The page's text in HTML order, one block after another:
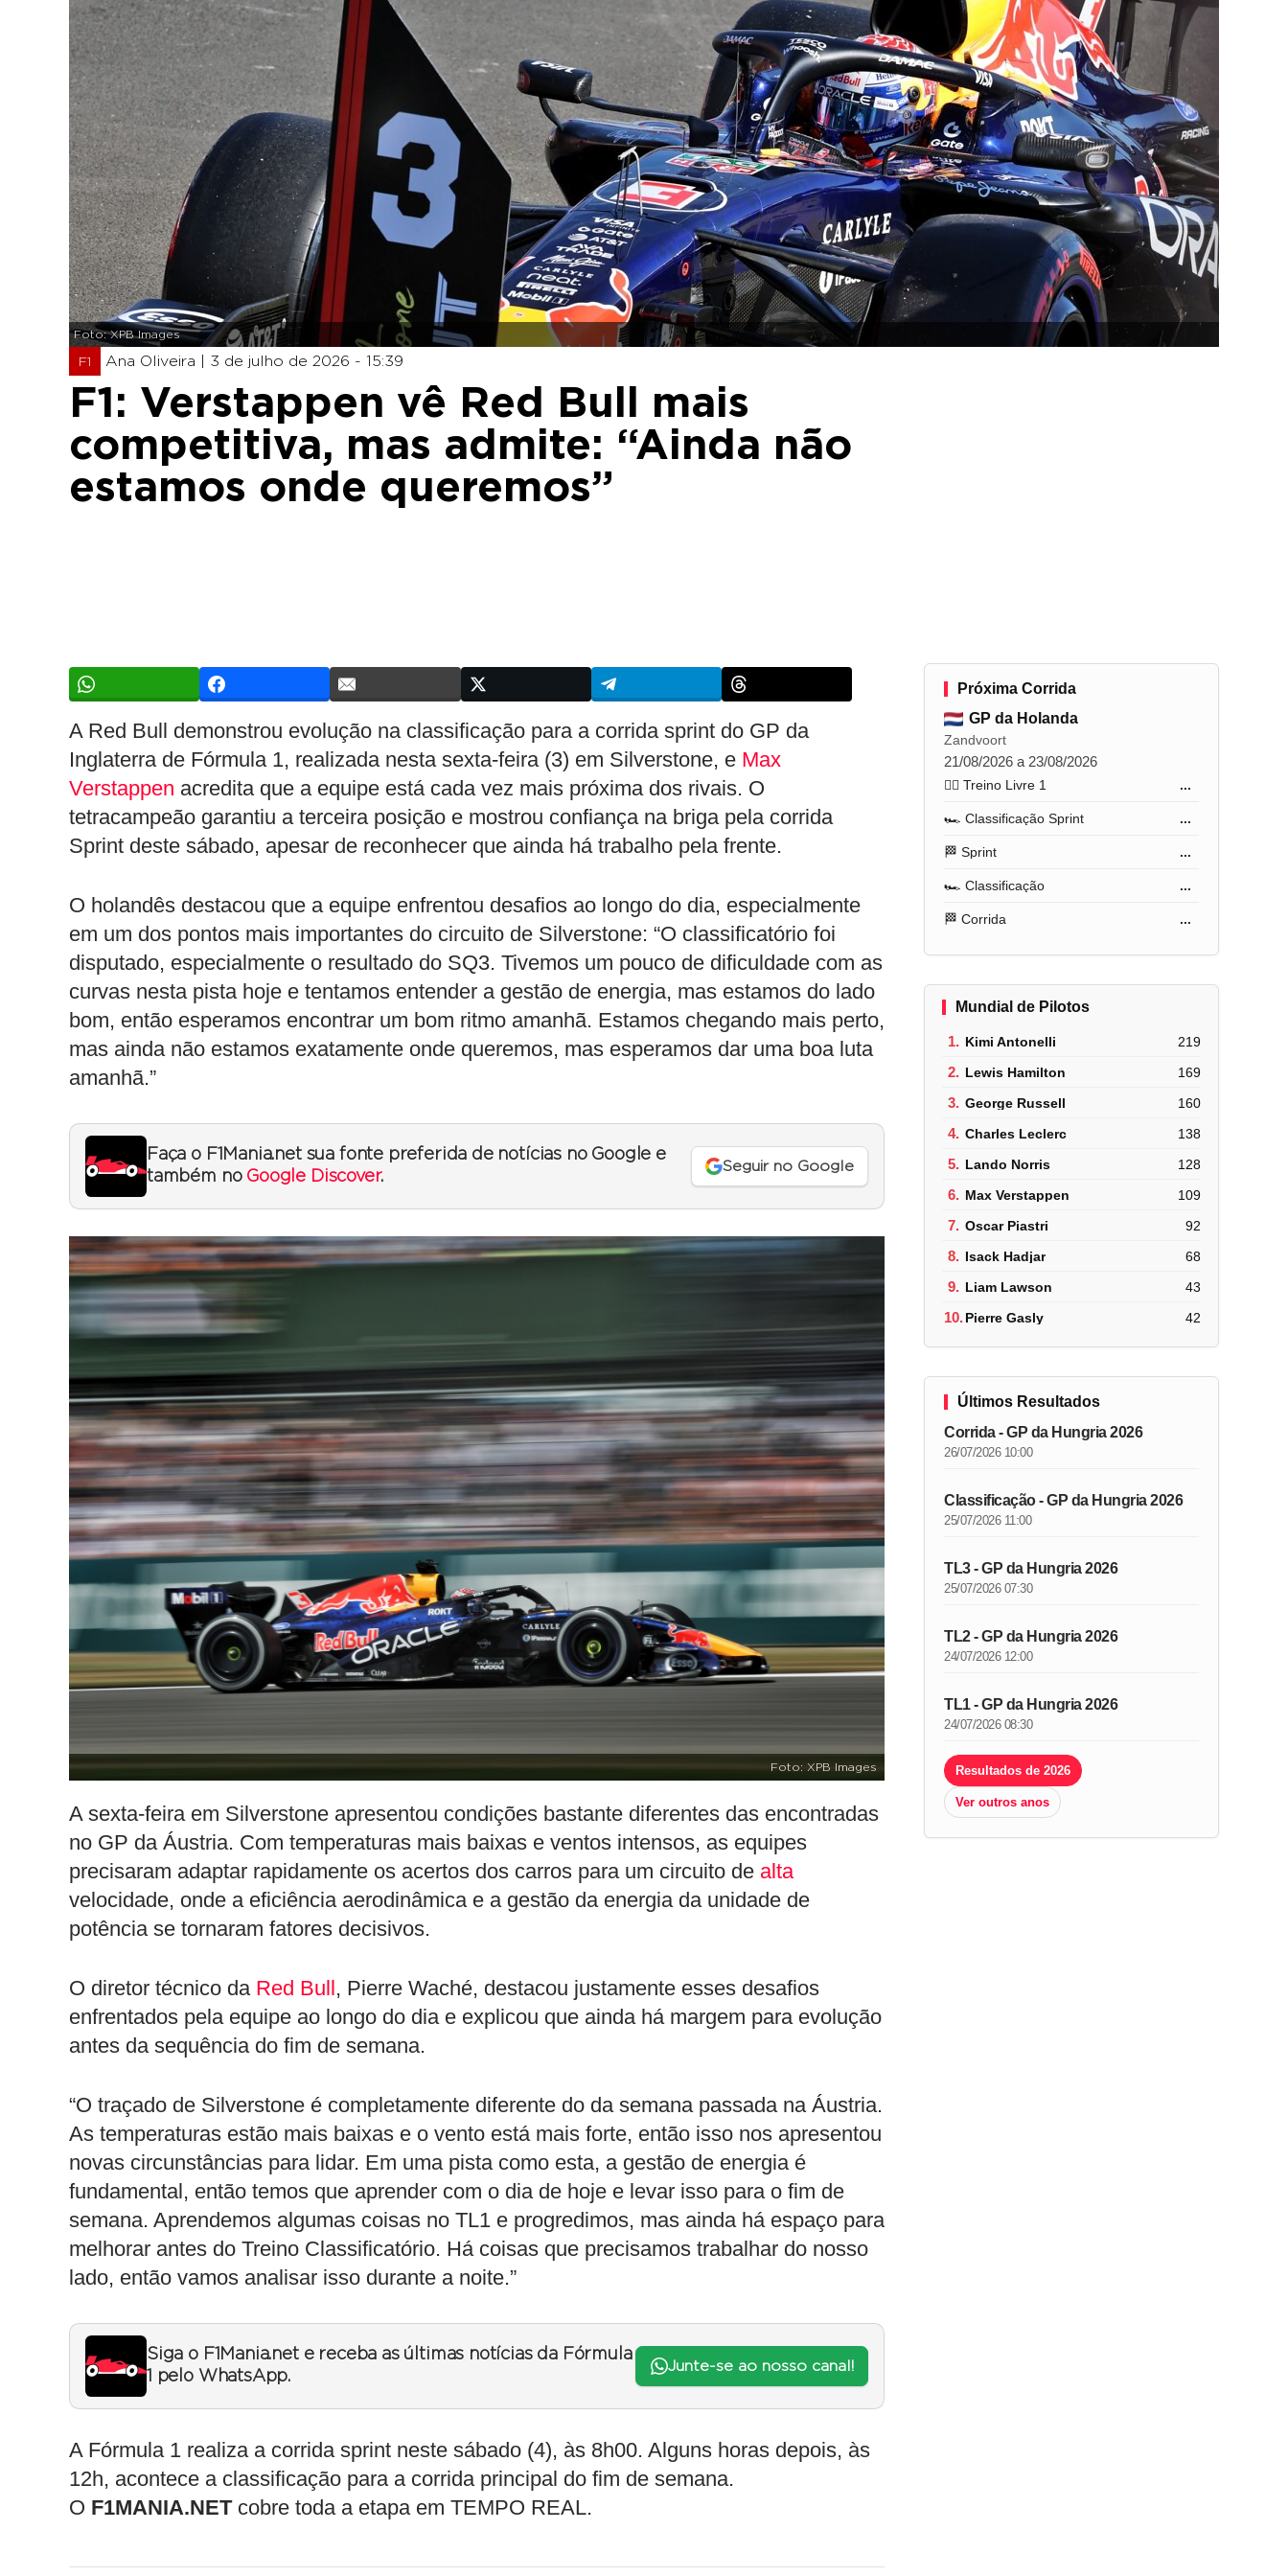
Foto: XPB Images
F1 Ana Oliveira | 3 de julho de 2026 - 15:39
F1: Verstappen vê Red Bull mais
competitiva, mas admite: “Ainda não
estamos onde queremos”
A Red Bull demonstrou evolução na classificação para a corrida sprint do GP da
Inglaterra de Fórmula 1, realizada nesta sexta-feira (3) em Silverstone, e Max
Verstappen acredita que a equipe está cada vez mais próxima dos rivais. O
tetracampeão garantiu a terceira posição e mostrou confiança na briga pela corrida
Sprint deste sábado, apesar de reconhecer que ainda há trabalho pela frente.
O holandês destacou que a equipe enfrentou desafios ao longo do dia, especialmente
em um dos pontos mais importantes do circuito de Silverstone: “O classificatório foi
disputado, especialmente o resultado do SQ3. Tivemos um pouco de dificuldade com as
curvas nesta pista hoje e tentamos entender a gestão de energia, mas estamos do lado
bom, então esperamos encontrar um bom ritmo amanhã. Estamos chegando mais perto,
mas ainda não estamos exatamente onde queremos, mas esperamos dar uma boa luta
amanhã.”
Faça o F1Mania.net sua fonte preferida de notícias no Google e
também no Google Discover.
Seguir no Google
Foto: XPB Images
A sexta-feira em Silverstone apresentou condições bastante diferentes das encontradas
no GP da Áustria. Com temperaturas mais baixas e ventos intensos, as equipes
precisaram adaptar rapidamente os acertos dos carros para um circuito de alta
velocidade, onde a eficiência aerodinâmica e a gestão da energia da unidade de
potência se tornaram fatores decisivos.
O diretor técnico da Red Bull, Pierre Waché, destacou justamente esses desafios
enfrentados pela equipe ao longo do dia e explicou que ainda há margem para evolução
antes da sequência do fim de semana.
“O traçado de Silverstone é completamente diferente do da semana passada na Áustria.
As temperaturas estão mais baixas e o vento está mais forte, então isso nos apresentou
novas circunstâncias para lidar. Em uma pista como esta, a gestão de energia é
fundamental, então temos que aprender com o dia de hoje e levar isso para o fim de
semana. Aprendemos algumas coisas no TL1 e progredimos, mas ainda há espaço para
melhorar antes do Treino Classificatório. Há coisas que precisamos trabalhar do nosso
lado, então vamos analisar isso durante a noite.”
Siga o F1Mania.net e receba as últimas notícias da Fórmula
1 pelo WhatsApp.
Junte-se ao nosso canal!
A Fórmula 1 realiza a corrida sprint neste sábado (4), às 8h00. Alguns horas depois, às
12h, acontece a classificação para a corrida principal do fim de semana.
O F1MANIA.NETcobre toda a etapa em TEMPO REAL.
Próxima Corrida
GP da Holanda
Zandvoort
21/08/2026 a 23/08/2026
🏋️‍♂️ Treino Livre 1 ...
🏎️ Classificação Sprint ...
🏁 Sprint ...
🏎️ Classificação ...
🏁 Corrida ...
Mundial de Pilotos
1. Kimi Antonelli 219
2. Lewis Hamilton 169
3. George Russell 160
4. Charles Leclerc 138
5. Lando Norris 128
6. Max Verstappen 109
7. Oscar Piastri 92
8. Isack Hadjar 68
9. Liam Lawson 43
10.Pierre Gasly 42
Últimos Resultados
Corrida - GP da Hungria 2026
26/07/2026 10:00
Classificação - GP da Hungria 2026
25/07/2026 11:00
TL3 - GP da Hungria 2026
25/07/2026 07:30
TL2 - GP da Hungria 2026
24/07/2026 12:00
TL1 - GP da Hungria 2026
24/07/2026 08:30
Resultados de 2026
Ver outros anos